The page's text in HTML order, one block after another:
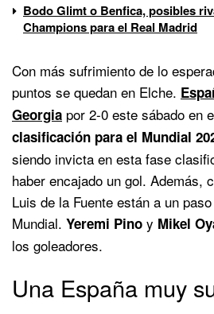
Bodo Glimt o Benfica, posibles
Champions para el Real Madrid
Con más sufrimiento de lo
puntos se quedan en Elche.
Georgia por 2-0 este sábado en
clasificación para el Mundial
siendo invicta en esta fase
haber encajado un gol. Además,
Luis de la Fuente están a un
Mundial. Yeremi Pino y Mikel
los goleadores.
Una España muy